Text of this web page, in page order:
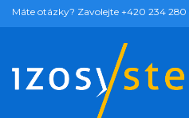
Máte otázky? Zavolejte +420 234